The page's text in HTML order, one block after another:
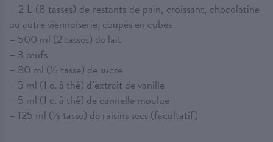
– 2 L (8 tasses) de restants de pain, croissant, chocolatine
ou autre viennoiserie, coupés en cubes
– 500 ml (2 tasses) de lait
– 3 œufs
– 80 ml (1⁄3 tasse) de sucre
– 5 ml (1 c. à thé) d’extrait de vanille
– 5 ml (1 c. à thé) de cannelle moulue
– 125 ml (1⁄2 tasse) de raisins secs (facultatif)